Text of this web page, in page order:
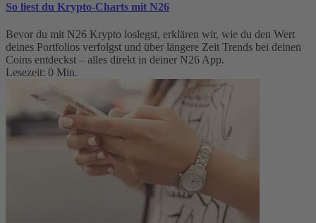
So liest du Krypto-Charts mit N26
Bevor du mit N26 Krypto loslegst, erklären wir, wie du den Wert
deines Portfolios verfolgst und über längere Zeit Trends bei deinen
Coins entdeckst – alles direkt in deiner N26 App.
Lesezeit: 0 Min.